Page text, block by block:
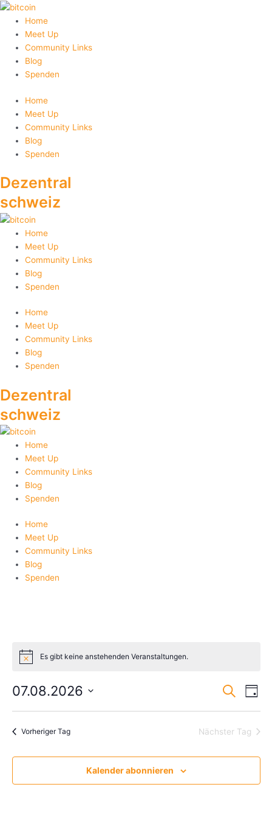
Zum
Inhalt
springen
Home
Meet Up
Community Links
Blog
Spenden
Home
Meet Up
Community Links
Blog
Spenden
Dezentral
schweiz
Home
Meet Up
Community Links
Blog
Spenden
Home
Meet Up
Community Links
Blog
Spenden
Dezentral
schweiz
Home
Meet Up
Community Links
Blog
Spenden
Home
Meet Up
Community Links
Blog
Spenden
Es gibt keine anstehenden Veranstaltungen.
Such-
und
SucheTag
07.08.2026
das
aus.
Vorheriger Tag Nächster Tag
Kalender abonnieren